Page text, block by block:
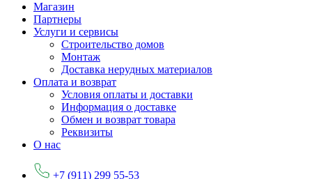
Магазин
Партнеры
Услуги и сервисы
Строительство домов
Монтаж
Доставка нерудных материалов
Оплата и возврат
Условия оплаты и доставки
Информация о доставке
Обмен и возврат товара
Реквизиты
О нас
+7 (911) 299 55-53